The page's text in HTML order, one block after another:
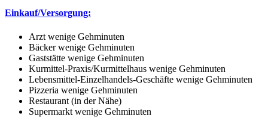
Einkauf/Versorgung:
Arzt wenige Gehminuten
Bäcker wenige Gehminuten
Gaststätte wenige Gehminuten
Kurmittel-Praxis/Kurmittelhaus wenige Gehminuten
Lebensmittel-Einzelhandels-Geschäfte wenige Gehminuten
Pizzeria wenige Gehminuten
Restaurant (in der Nähe)
Supermarkt wenige Gehminuten